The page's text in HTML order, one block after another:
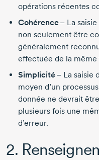
opérations récentes
Cohérence– La
non seulement être
généralement
effectuée de la
Simplicité– La saisie
moyen d’un
donnée ne devrait
plusieurs fois une
d’erreur.
2.